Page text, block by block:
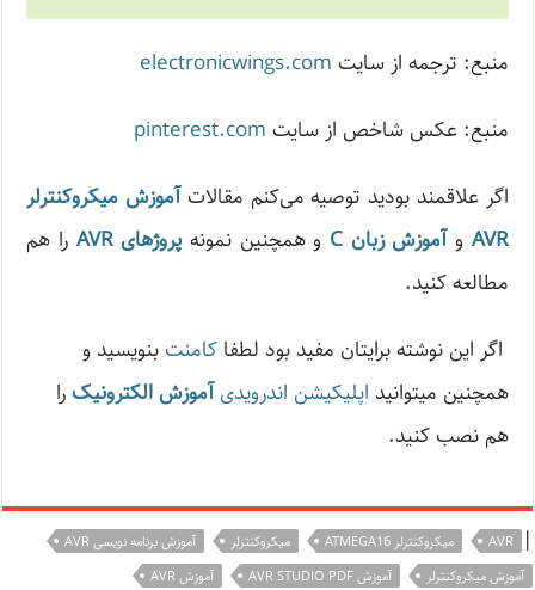
منبع: ترجمه از سایت electronicwings.com
منبع: عکس شاخص از سایت pinterest.com
اگر علاقمند بودید توصیه می‌کنم مقالاتآموزش میکروکنترلر
AVR وآموزش زبان C و همچنین نمونه پروژ‌های AVR
را هم
مطالعه کنید.
اگر این نوشته‌ برایتان مفید بود لطفاکامنت بنویسید و
همچنین میتوانید اپلیکیشن اندرویدیآموزش الکترونیک را
هم نصب کنید.
|
AVR میکروکنترلر ATMEGA16 میکروکنترلر
آموزش برنامه نویسی AVR
آموزش میکروکنترلر
آموزش AVR STUDIO PDF
آموزش AVR